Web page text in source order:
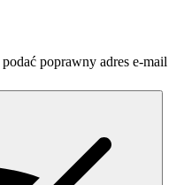
podać poprawny adres e-mail